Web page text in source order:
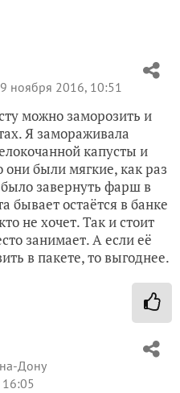
ноября 2016, 10:51
можно заморозить и
Я замораживала
капусты и
они были мягкие, как раз
завернуть фарш в
бывает остаётся в банке
не хочет. Так и стоит
занимает. А если её
в пакете, то выгоднее.
Дону